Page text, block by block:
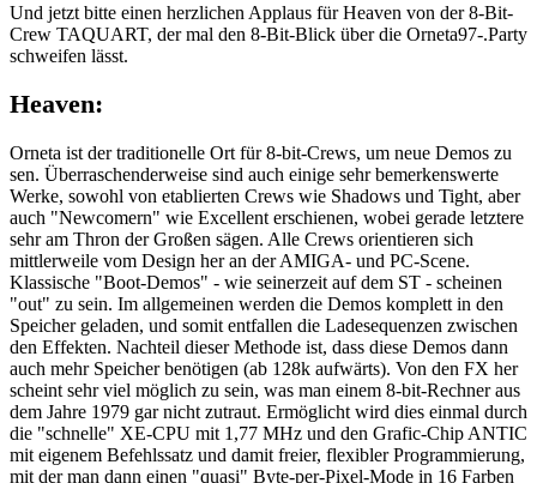
Und jetzt bitte einen herzlichen Applaus für Heaven von der 8-Bit-
Crew TAQUART, der mal den 8-Bit-Blick über die Orneta97-.Party
schweifen lässt.
Heaven:
Orneta ist der traditionelle Ort für 8-bit-Crews, um neue Demos zu
sen. Überraschenderweise sind auch einige sehr bemerkenswerte
Werke, sowohl von etablierten Crews wie Shadows und Tight, aber
auch "Newcomern" wie Excellent erschienen, wobei gerade letztere
sehr am Thron der Großen sägen. Alle Crews orientieren sich
mittlerweile vom Design her an der AMIGA- und PC-Scene.
Klassische "Boot-Demos" - wie seinerzeit auf dem ST - scheinen
"out" zu sein. Im allgemeinen werden die Demos komplett in den
Speicher geladen, und somit entfallen die Ladesequenzen zwischen
den Effekten. Nachteil dieser Methode ist, dass diese Demos dann
auch mehr Speicher benötigen (ab 128k aufwärts). Von den FX her
scheint sehr viel möglich zu sein, was man einem 8-bit-Rechner aus
dem Jahre 1979 gar nicht zutraut. Ermöglicht wird dies einmal durch
die "schnelle" XE-CPU mit 1,77 MHz und den Grafic-Chip ANTIC
mit eigenem Befehlssatz und damit freier, flexibler Programmierung,
mit der man dann einen "quasi" Byte-per-Pixel-Mode in 16 Farben